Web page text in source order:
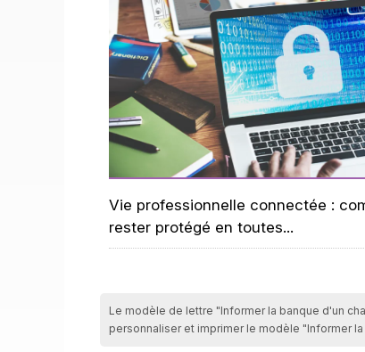
Vie professionnelle connectée :
rester protégé en toutes...
Le modèle de lettre "Informer la banque d'un
personnaliser et imprimer le modèle "Informer